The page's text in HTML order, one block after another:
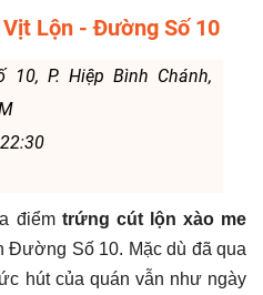
Lộn - Đường Số 10
P. Hiệp Bình Chánh,
điểm trứng cút lộn xào me
Đường Số 10. Mặc dù đã qua
hút của quán vẫn như ngày